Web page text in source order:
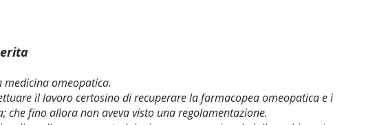
medicina omeopatica.
il lavoro certosino di recuperare la farmacopea omeopatica e i
fino allora non aveva visto una regolamentazione.